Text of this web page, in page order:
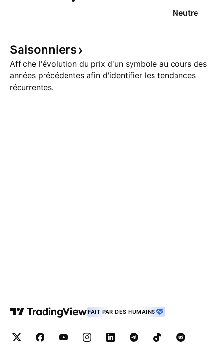
Neutre
Saisonniers
Affiche l'évolution du prix d'un symbole au cours des
années précédentes afin d'identifier les tendances
récurrentes.
FAIT PAR DES HUMAINS